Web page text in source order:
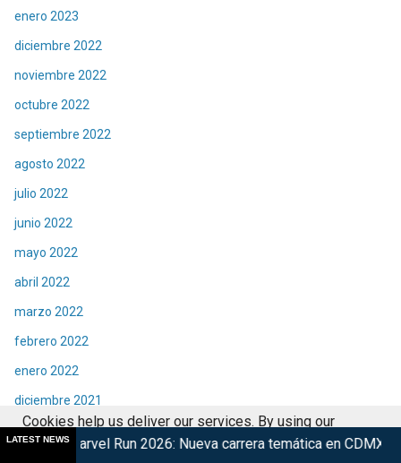
enero 2023
diciembre 2022
noviembre 2022
octubre 2022
septiembre 2022
agosto 2022
julio 2022
junio 2022
mayo 2022
abril 2022
marzo 2022
febrero 2022
enero 2022
diciembre 2021
noviembre 2021
LATEST NEWS
2026: Nueva carrera temática en CDMX Retorna The
Cookies help us deliver our services. By using our
services, you agree to our use of cookies.
Got it